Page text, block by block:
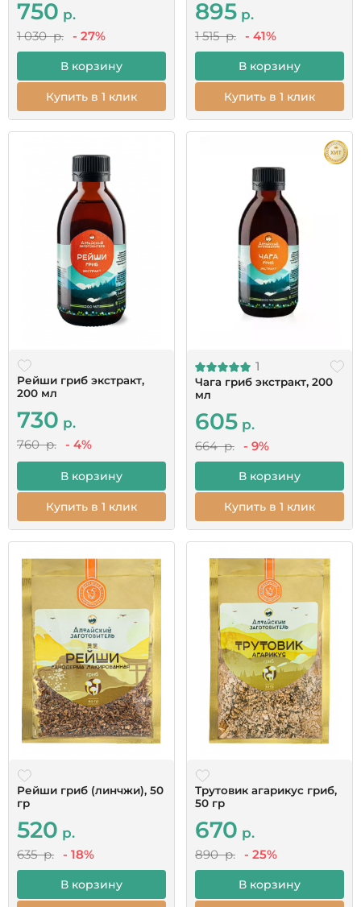
750р.
1 030 р. - 27%
В корзину
Купить в 1 клик
895р.
1 515 р. - 41%
В корзину
Купить в 1 клик
Рейши гриб экстракт,
200 мл
730р.
760 р. - 4%
В корзину
Купить в 1 клик
1
Чага гриб экстракт, 200
мл
605р.
664 р. - 9%
В корзину
Купить в 1 клик
Рейши гриб (линчжи), 50
гр
520р.
635 р. - 18%
В корзину
Трутовик агарикус гриб,
50 гр
670р.
890 р. - 25%
В корзину